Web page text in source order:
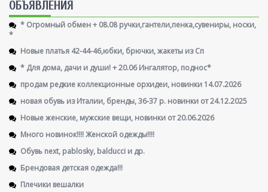
ОБЪЯВЛЕНИЯ
* Огромный обмен + 08.08 ручки,гантели,пенка,сувениры, носки,
*
Новые платья 42-44-46,юбки, брючки, жакеты из Сп
* Для дома, дачи и души! + 20.06 Ингалятор, поднос*
продам редкие коллекционные орхидеи, новинки 14.07.2026
новая обувь из Италии, бренды, 36-37 р. новинки от 24.12.2025
Новые женские, мужские вещи, новинки от 20.06.2026
Много новинок!!!! Женской одежды!!!!
Обувь next, pablosky, balducci и др.
Брендовая детская одежда!!!
Плечики вешалки